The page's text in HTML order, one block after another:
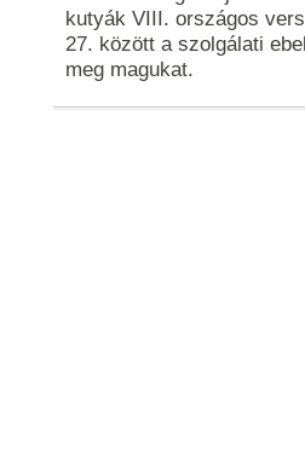
kutyák VIII. országos
27. között a szolgálati
meg magukat.